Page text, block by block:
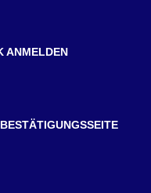
ANMELDEN